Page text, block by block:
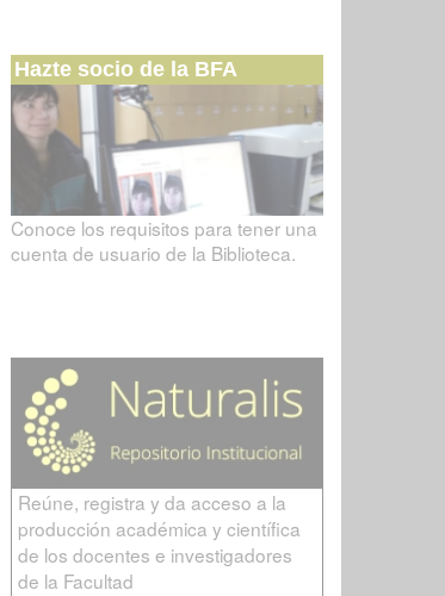
Hazte socio de la BFA
Conoce los requisitos para tener una
cuenta de usuario de la Biblioteca.
Reúne, registra y da acceso a la
producción académica y científica
de los docentes e investigadores
de la Facultad